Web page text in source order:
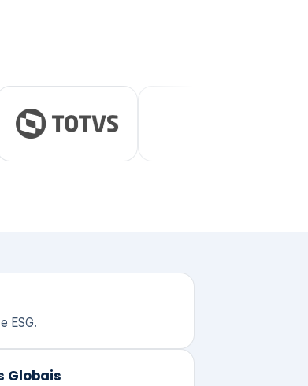
ESG.
Globais